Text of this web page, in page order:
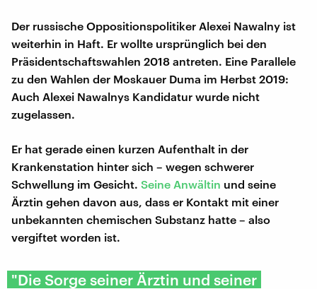
Der russische Oppositionspolitiker Alexei Nawalny ist
weiterhin in Haft. Er wollte ursprünglich bei den
Präsidentschaftswahlen 2018 antreten. Eine Parallele
zu den Wahlen der Moskauer Duma im Herbst 2019:
Auch Alexei Nawalnys Kandidatur wurde nicht
zugelassen.
Er hat gerade einen kurzen Aufenthalt in der
Krankenstation hinter sich – wegen schwerer
Schwellung im Gesicht. Seine Anwältin und seine
Ärztin gehen davon aus, dass er Kontakt mit einer
unbekannten chemischen Substanz hatte – also
vergiftet worden ist.
"Die Sorge seiner Ärztin und seiner